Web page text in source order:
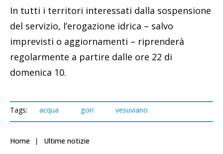
In tutti i territori interessati dalla sospensione
del servizio, l’erogazione idrica – salvo
imprevisti o aggiornamenti – riprenderà
regolarmente a partire dalle ore 22 di
domenica 10.
Tags: acqua gori vesuviano
Home Ultime notizie